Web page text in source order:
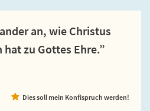
an, wie Christus
zu Gottes Ehre.”
Dies soll mein Konfispruch werden!